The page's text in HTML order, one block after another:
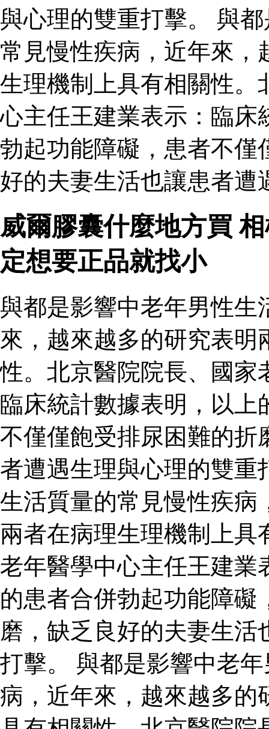
與心理的雙重打擊。 與
常見慢性疾病，近年來，
生理機制上具有相關性。
心主任王建業表示：臨床
勃起功能障礙，患者不僅
好的夫妻生活也讓患者遭
威爾膠囊什麼地方買
定想要正品就找小
與都是影響中老年男性生
來，越來越多的研究表
性。北京醫院院長、國家
臨床統計數據表明，以上
不僅僅飽受排尿困難的折
者遭遇生理與心理的雙重
生活質量的常見慢性疾病
兩者在病理生理機制上
老年醫學中心主任王建業
的患者合併勃起功能障
磨，缺乏良好的夫妻生
打擊。 與都是影響中老
病，近年來，越來越多的